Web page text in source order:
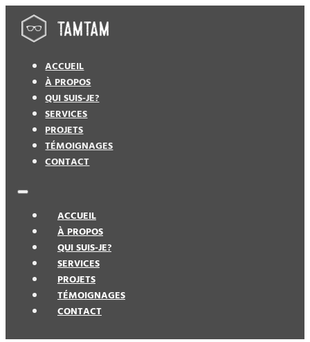
ACCUEIL
À PROPOS
QUI SUIS-JE?
SERVICES
PROJETS
TÉMOIGNAGES
CONTACT
ACCUEIL
À PROPOS
QUI SUIS-JE?
SERVICES
PROJETS
TÉMOIGNAGES
CONTACT